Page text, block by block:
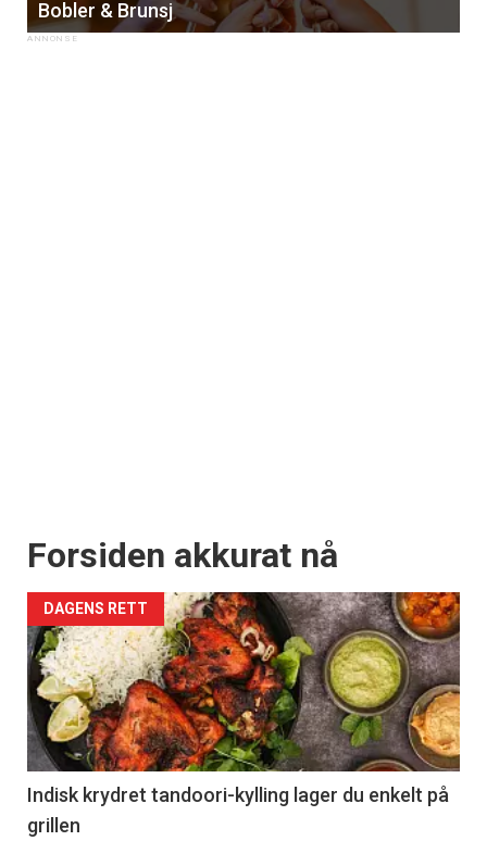
Bobler & Brunsj
Forsiden akkurat nå
DAGENS RETT
Indisk krydret tandoori-kylling lager du enkelt på
grillen